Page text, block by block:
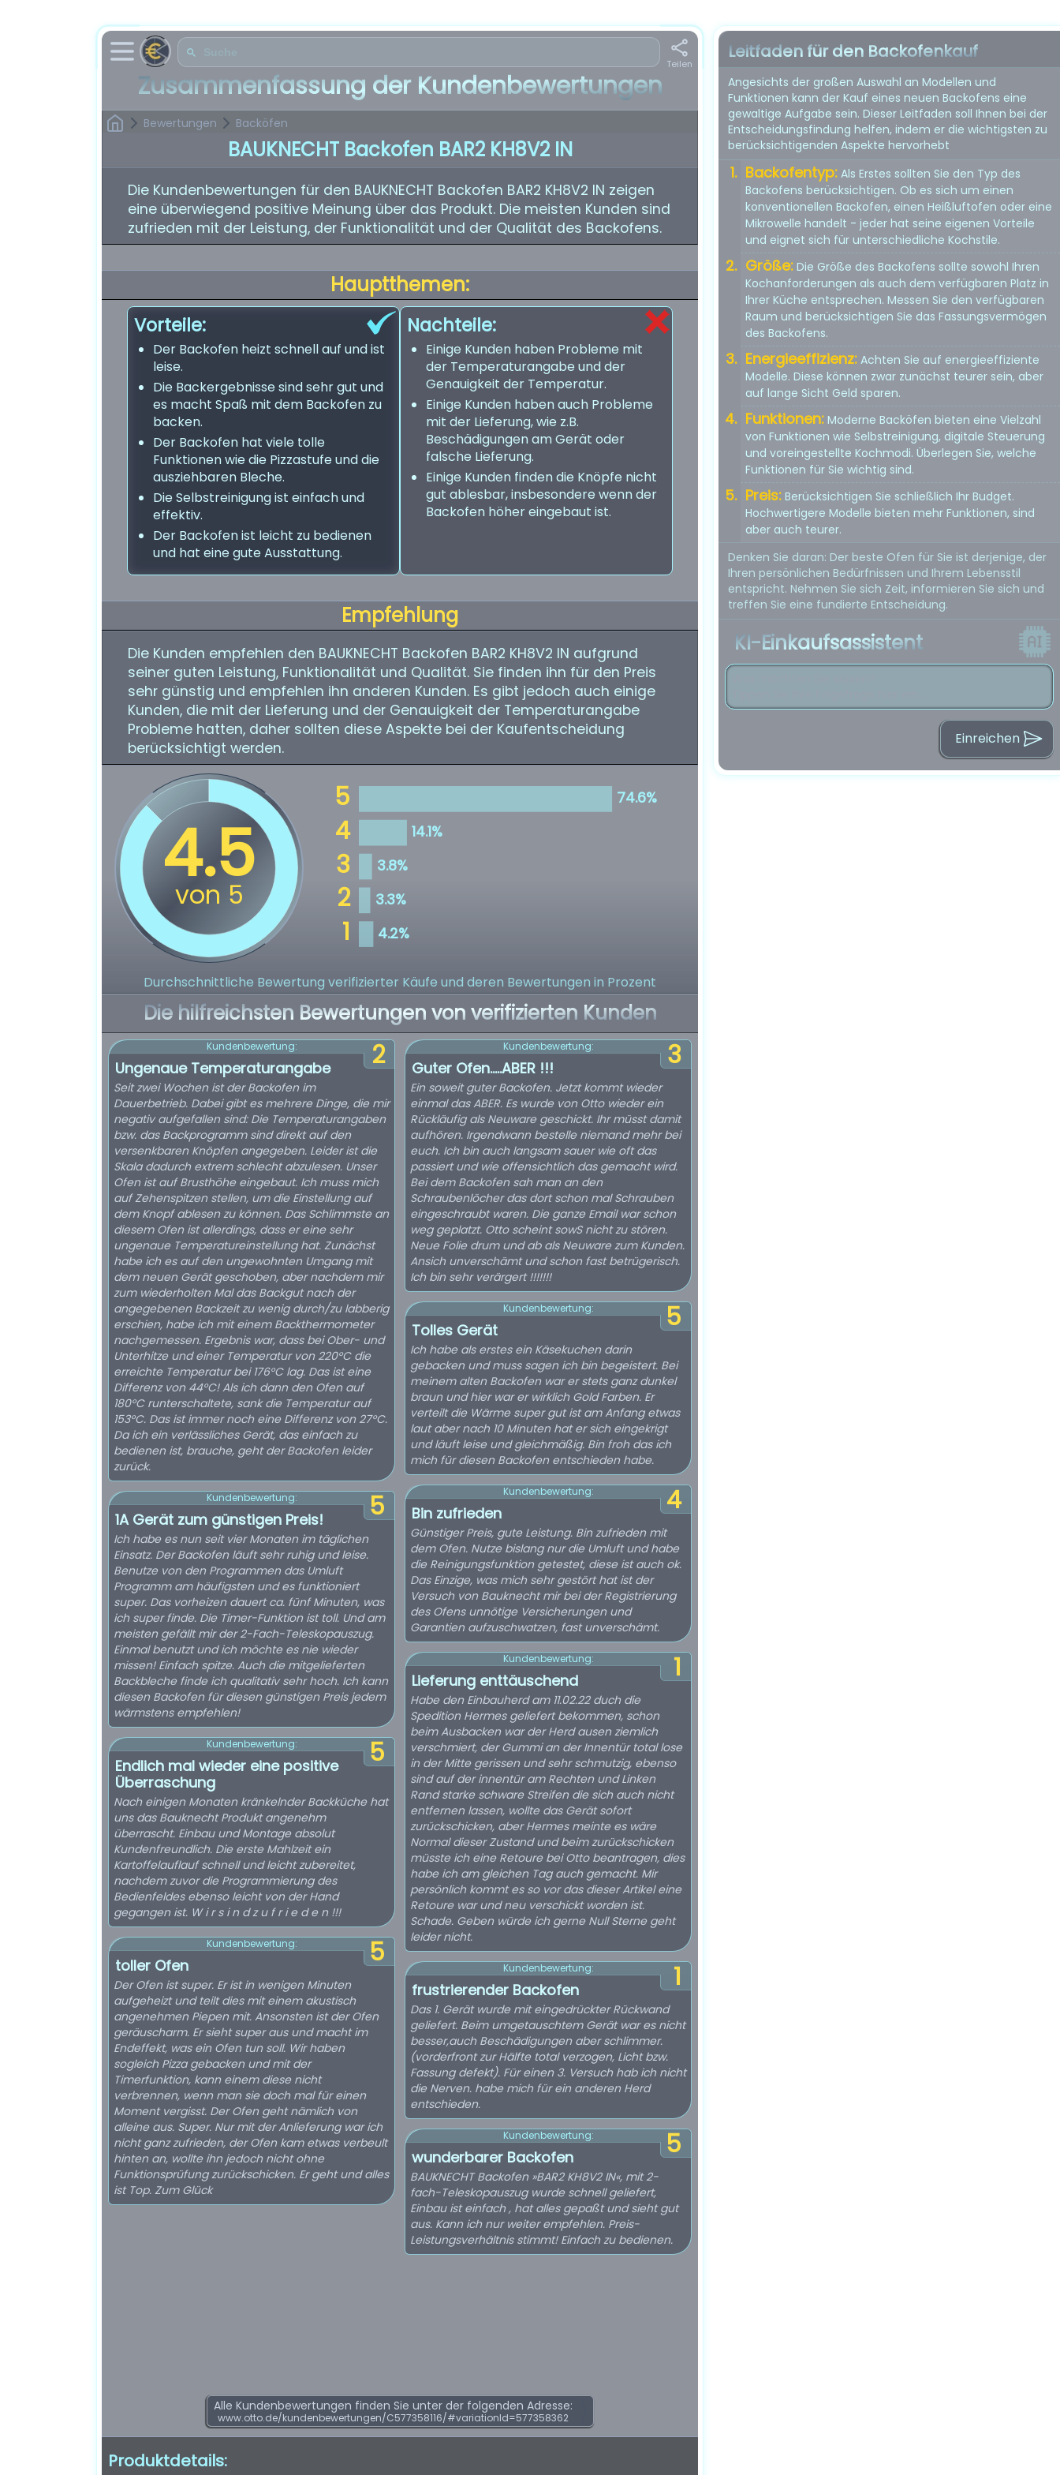
Teilen
Zusammenfassung der Kundenbewertungen
Bewertungen Backöfen
BAUKNECHT Backofen BAR2 KH8V2 IN
Die Kundenbewertungen für den BAUKNECHT Backofen BAR2 KH8V2 IN zeigen
eine überwiegend positive Meinung über das Produkt. Die meisten Kunden sind
zufrieden mit der Leistung, der Funktionalität und der Qualität des Backofens.
Hauptthemen:
Vorteile:
Der Backofen heizt schnell auf und ist
leise.
Die Backergebnisse sind sehr gut und
es macht Spaß mit dem Backofen zu
backen.
Der Backofen hat viele tolle
Funktionen wie die Pizzastufe und die
ausziehbaren Bleche.
Die Selbstreinigung ist einfach und
effektiv.
Der Backofen ist leicht zu bedienen
und hat eine gute Ausstattung.
Nachteile:
Einige Kunden haben Probleme mit
der Temperaturangabe und der
Genauigkeit der Temperatur.
Einige Kunden haben auch Probleme
mit der Lieferung, wie z.B.
Beschädigungen am Gerät oder
falsche Lieferung.
Einige Kunden finden die Knöpfe nicht
gut ablesbar, insbesondere wenn der
Backofen höher eingebaut ist.
Empfehlung
Die Kunden empfehlen den BAUKNECHT Backofen BAR2 KH8V2 IN aufgrund
seiner guten Leistung, Funktionalität und Qualität. Sie finden ihn für den Preis
sehr günstig und empfehlen ihn anderen Kunden. Es gibt jedoch auch einige
Kunden, die mit der Lieferung und der Genauigkeit der Temperaturangabe
Probleme hatten, daher sollten diese Aspekte bei der Kaufentscheidung
berücksichtigt werden.
Durchschnittliche Bewertung verifizierter Käufe und deren Bewertungen in Prozent
Die hilfreichsten Bewertungen von verifizierten Kunden
2
Kundenbewertung:
Ungenaue Temperaturangabe
Seit zwei Wochen ist der Backofen im
Dauerbetrieb. Dabei gibt es mehrere Dinge, die mir
negativ aufgefallen sind: Die Temperaturangaben
bzw. das Backprogramm sind direkt auf den
versenkbaren Knöpfen angegeben. Leider ist die
Skala dadurch extrem schlecht abzulesen. Unser
Ofen ist auf Brusthöhe eingebaut. Ich muss mich
auf Zehenspitzen stellen, um die Einstellung auf
dem Knopf ablesen zu können. Das Schlimmste an
diesem Ofen ist allerdings, dass er eine sehr
ungenaue Temperatureinstellung hat. Zunächst
habe ich es auf den ungewohnten Umgang mit
dem neuen Gerät geschoben, aber nachdem mir
zum wiederholten Mal das Backgut nach der
angegebenen Backzeit zu wenig durch/zu labberig
erschien, habe ich mit einem Backthermometer
nachgemessen. Ergebnis war, dass bei Ober- und
Unterhitze und einer Temperatur von 220°C die
erreichte Temperatur bei 176°C lag. Das ist eine
Differenz von 44°C! Als ich dann den Ofen auf
180°C runterschaltete, sank die Temperatur auf
153°C. Das ist immer noch eine Differenz von 27°C.
Da ich ein verlässliches Gerät, das einfach zu
bedienen ist, brauche, geht der Backofen leider
zurück.
5
Kundenbewertung:
1A Gerät zum günstigen Preis!
Ich habe es nun seit vier Monaten im täglichen
Einsatz. Der Backofen läuft sehr ruhig und leise.
Benutze von den Programmen das Umluft
Programm am häufigsten und es funktioniert
super. Das vorheizen dauert ca. fünf Minuten, was
ich super finde. Die Timer-Funktion ist toll. Und am
meisten gefällt mir der 2-Fach-Teleskopauszug.
Einmal benutzt und ich möchte es nie wieder
missen! Einfach spitze. Auch die mitgelieferten
Backbleche finde ich qualitativ sehr hoch. Ich kann
diesen Backofen für diesen günstigen Preis jedem
wärmstens empfehlen!
5
Kundenbewertung:
Endlich mal wieder eine positive
Überraschung
Nach einigen Monaten kränkelnder Backküche hat
uns das Bauknecht Produkt angenehm
überrascht. Einbau und Montage absolut
Kundenfreundlich. Die erste Mahlzeit ein
Kartoffelauflauf schnell und leicht zubereitet,
nachdem zuvor die Programmierung des
Bedienfeldes ebenso leicht von der Hand
gegangen ist. W i r s i n d z u f r i e d e n !!!
5
Kundenbewertung:
toller Ofen
Der Ofen ist super. Er ist in wenigen Minuten
aufgeheizt und teilt dies mit einem akustisch
angenehmen Piepen mit. Ansonsten ist der Ofen
geräuscharm. Er sieht super aus und macht im
Endeffekt, was ein Ofen tun soll. Wir haben
sogleich Pizza gebacken und mit der
Timerfunktion, kann einem diese nicht
verbrennen, wenn man sie doch mal für einen
Moment vergisst. Der Ofen geht nämlich von
alleine aus. Super. Nur mit der Anlieferung war ich
nicht ganz zufrieden, der Ofen kam etwas verbeult
hinten an, wollte ihn jedoch nicht ohne
Funktionsprüfung zurückschicken. Er geht und alles
ist Top. Zum Glück
3
Kundenbewertung:
Guter Ofen.....ABER !!!
Ein soweit guter Backofen. Jetzt kommt wieder
einmal das ABER. Es wurde von Otto wieder ein
Rückläufig als Neuware geschickt. Ihr müsst damit
aufhören. Irgendwann bestelle niemand mehr bei
euch. Ich bin auch langsam sauer wie oft das
passiert und wie offensichtlich das gemacht wird.
Bei dem Backofen sah man an den
Schraubenlöcher das dort schon mal Schrauben
eingeschraubt waren. Die ganze Email war schon
weg geplatzt. Otto scheint sowS nicht zu stören.
Neue Folie drum und ab als Neuware zum Kunden.
Ansich unverschämt und schon fast betrügerisch.
Ich bin sehr verärgert !!!!!!!
5
Kundenbewertung:
Tolles Gerät
Ich habe als erstes ein Käsekuchen darin
gebacken und muss sagen ich bin begeistert. Bei
meinem alten Backofen war er stets ganz dunkel
braun und hier war er wirklich Gold Farben. Er
verteilt die Wärme super gut ist am Anfang etwas
laut aber nach 10 Minuten hat er sich eingekrigt
und läuft leise und gleichmäßig. Bin froh das ich
mich für diesen Backofen entschieden habe.
4
Kundenbewertung:
Bin zufrieden
Günstiger Preis, gute Leistung. Bin zufrieden mit
dem Ofen. Nutze bislang nur die Umluft und habe
die Reinigungsfunktion getestet, diese ist auch ok.
Das Einzige, was mich sehr gestört hat ist der
Versuch von Bauknecht mir bei der Registrierung
des Ofens unnötige Versicherungen und
Garantien aufzuschwatzen, fast unverschämt.
1
Kundenbewertung:
Lieferung enttäuschend
Habe den Einbauherd am 11.02.22 duch die
Spedition Hermes geliefert bekommen, schon
beim Ausbacken war der Herd ausen ziemlich
verschmiert, der Gummi an der Innentür total lose
in der Mitte gerissen und sehr schmutzig, ebenso
sind auf der innentür am Rechten und Linken
Rand starke schware Streifen die sich auch nicht
entfernen lassen, wollte das Gerät sofort
zurückschicken, aber Hermes meinte es wäre
Normal dieser Zustand und beim zurückschicken
müsste ich eine Retoure bei Otto beantragen, dies
habe ich am gleichen Tag auch gemacht. Mir
persönlich kommt es so vor das dieser Artikel eine
Retoure war und neu verschickt worden ist.
Schade. Geben würde ich gerne Null Sterne geht
leider nicht.
1
Kundenbewertung:
frustrierender Backofen
Das 1. Gerät wurde mit eingedrückter Rückwand
geliefert. Beim umgetauschtem Gerät war es nicht
besser,auch Beschädigungen aber schlimmer.
(vorderfront zur Hälfte total verzogen, Licht bzw.
Fassung defekt). Für einen 3. Versuch hab ich nicht
die Nerven. habe mich für ein anderen Herd
entschieden.
5
Kundenbewertung:
wunderbarer Backofen
BAUKNECHT Backofen »BAR2 KH8V2 IN«, mit 2-
fach-Teleskopauszug wurde schnell geliefert,
Einbau ist einfach , hat alles gepaßt und sieht gut
aus. Kann ich nur weiter empfehlen. Preis-
Leistungsverhältnis stimmt! Einfach zu bedienen.
Alle Kundenbewertungen finden Sie unter der folgenden Adresse:
www.otto.de/kundenbewertungen/C577358116/#variationId=577358362
Produktdetails:
Leitfaden für den Backofenkauf
Angesichts der großen Auswahl an Modellen und
Funktionen kann der Kauf eines neuen Backofens eine
gewaltige Aufgabe sein. Dieser Leitfaden soll Ihnen bei der
Entscheidungsfindung helfen, indem er die wichtigsten zu
berücksichtigenden Aspekte hervorhebt
Backofentyp: Als Erstes sollten Sie den Typ des
Backofens berücksichtigen. Ob es sich um einen
konventionellen Backofen, einen Heißluftofen oder eine
Mikrowelle handelt - jeder hat seine eigenen Vorteile
und eignet sich für unterschiedliche Kochstile.
Größe: Die Größe des Backofens sollte sowohl Ihren
Kochanforderungen als auch dem verfügbaren Platz in
Ihrer Küche entsprechen. Messen Sie den verfügbaren
Raum und berücksichtigen Sie das Fassungsvermögen
des Backofens.
Energieeffizienz: Achten Sie auf energieeffiziente
Modelle. Diese können zwar zunächst teurer sein, aber
auf lange Sicht Geld sparen.
Funktionen: Moderne Backöfen bieten eine Vielzahl
von Funktionen wie Selbstreinigung, digitale Steuerung
und voreingestellte Kochmodi. Überlegen Sie, welche
Funktionen für Sie wichtig sind.
Preis: Berücksichtigen Sie schließlich Ihr Budget.
Hochwertigere Modelle bieten mehr Funktionen, sind
aber auch teurer.
Denken Sie daran: Der beste Ofen für Sie ist derjenige, der
Ihren persönlichen Bedürfnissen und Ihrem Lebensstil
entspricht. Nehmen Sie sich Zeit, informieren Sie sich und
treffen Sie eine fundierte Entscheidung.
KI-Einkaufsassistent
Einreichen